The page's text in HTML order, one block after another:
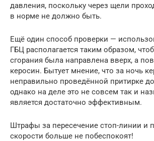
давления, поскольку через щели
в норме не должно быть.
Ещё один способ проверки —
ГБЦ располагается таким образом,
сгорания была направлена вверх, а
керосин. Бытует мнение, что за ночь
неправильно проведённой притирке
однако на деле это не совсем так и
является достаточно эффективным.
Штрафы за пересечение стоп-линии и
скорости больше не побеспокоят!